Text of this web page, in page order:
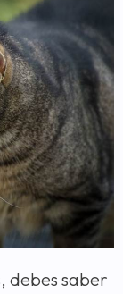
debes saber